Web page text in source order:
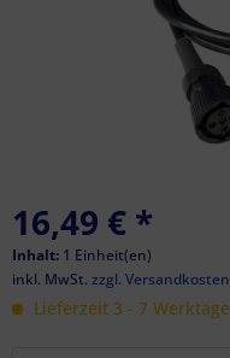
16,49 € *
Inhalt: 1 Einheit(en)
inkl. MwSt. zzgl. Versandkosten
Lieferzeit 3 - 7 Werktage